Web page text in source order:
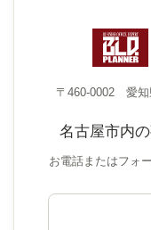
〒460-0002 愛知
名古屋市内
お電話またはフォ